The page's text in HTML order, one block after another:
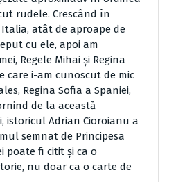
rudele. Crescând în
atât de aproape de
cu ele, apoi am
Regele Mihai şi Regina
care i-am cunoscut de mic
Regina Sofia a Spaniei,
de la această
istoricul Adrian Cioroianu a
semnat de Principesa
poate fi citit şi ca o
nu doar ca o carte de